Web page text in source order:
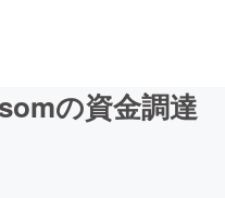
の資金調達